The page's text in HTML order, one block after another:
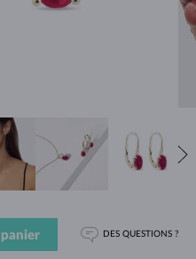
DES QUESTIONS ?